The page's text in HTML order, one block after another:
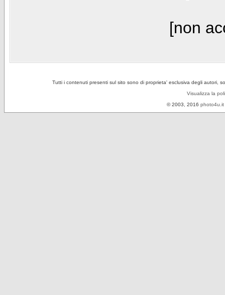
[non
Tutti i contenuti presenti sul sito sono di proprieta' esclusiva degli autori,
Visualizza la
© 2003, 2016 photo4u.it